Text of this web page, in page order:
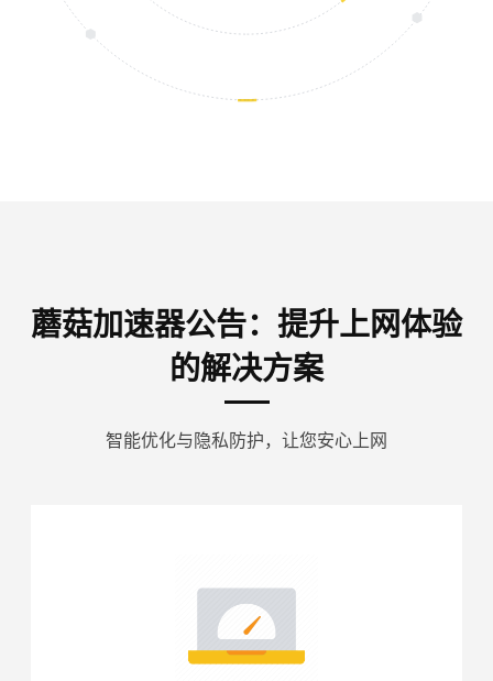
蘑菇加速器公告：提升上网体验
的解决方案
智能优化与隐私防护，让您安心上网